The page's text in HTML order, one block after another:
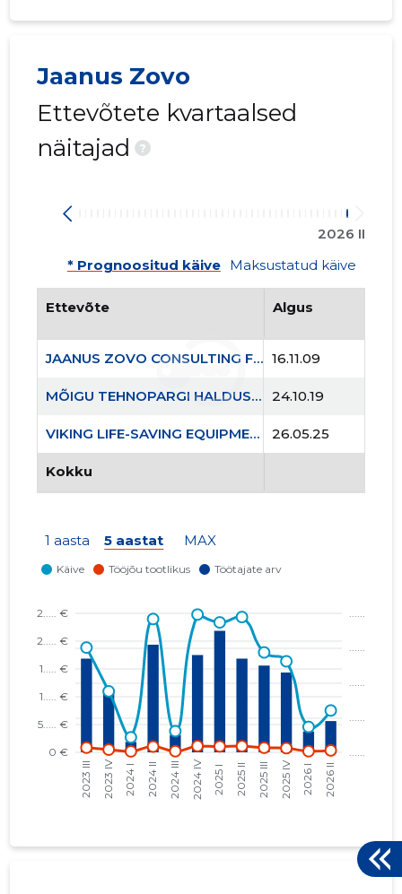
Jaanus Zovo
Ettevõtete kvartaalsed
näitajad
?
2026 II
* Prognoositud käive Maksustatud käive
Ettevõte Algus
JAANUS ZOVO CONSULTING FIE 16.11.09
MÕIGU TEHNOPARGI HALDUS MTÜ 24.10.19
VIKING LIFE-SAVING EQUIPMENT ESTONIA AS 26.05.25
Kokku
1 aasta 5 aastat MAX